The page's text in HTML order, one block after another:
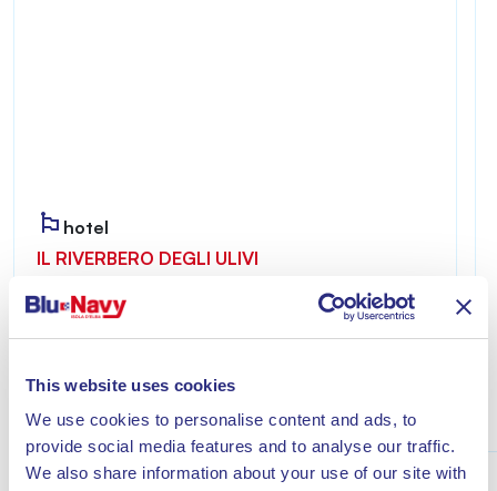
This website uses cookies
We use cookies to personalise content and ads, to
provide social media features and to analyse our traffic.
We also share information about your use of our site with
hotel
IL RIVERBERO DEGLI ULIVI
Riverbero degli Ulivi è accogliente e riservato,
ideale per chi desidera vivere un soggiorno
Lacona.
Scopri